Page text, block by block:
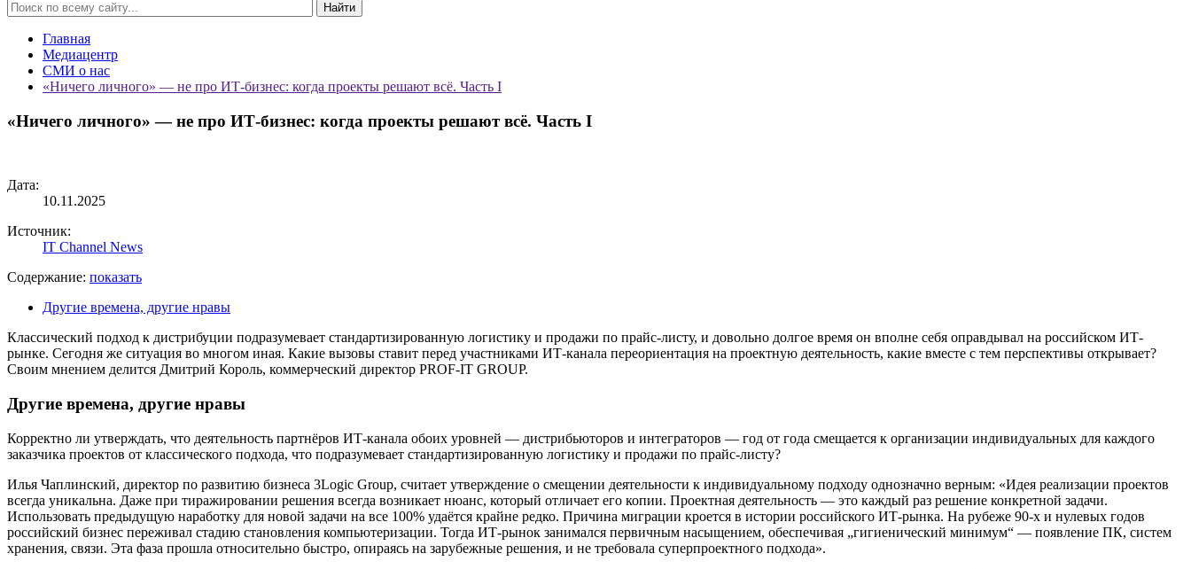
Найти
Главная
Медиацентр
СМИ о нас
«Ничего личного» — не про ИТ-бизнес: когда проекты решают всё. Часть I
«Ничего личного» — не про ИТ-бизнес: когда проекты решают всё. Часть I
Дата:
10.11.2025
Источник:
IT Channel News
Содержание: показать
Другие времена, другие нравы
Классический подход к дистрибуции подразумевает стандартизированную логистику и продажи по прайс-листу, и довольно долгое время он вполне себя оправдывал на российском ИТ-
рынке. Сегодня же ситуация во многом иная. Какие вызовы ставит перед участниками ИТ-канала переориентация на проектную деятельность, какие вместе с тем перспективы открывает?
Своим мнением делится Дмитрий Король, коммерческий директор PROF-IT GROUP.
Другие времена, другие нравы
Корректно ли утверждать, что деятельность партнёров ИТ-канала обоих уровней — дистрибьюторов и интеграторов — год от года смещается к организации индивидуальных для каждого
заказчика проектов от классического подхода, что подразумевает стандартизированную логистику и продажи по прайс-листу?
Илья Чаплинский, директор по развитию бизнеса 3Logic Group, считает утверждение о смещении деятельности к индивидуальному подходу однозначно верным: «Идея реализации проектов
всегда уникальна. Даже при тиражировании решения всегда возникает нюанс, который отличает его копии. Проектная деятельность — это каждый раз решение конкретной задачи.
Использовать предыдущую наработку для новой задачи на все 100% удаётся крайне редко. Причина миграции кроется в истории российского ИТ-рынка. На рубеже 90-х и нулевых годов
российский бизнес переживал стадию становления компьютеризации. Тогда ИТ-рынок занимался первичным насыщением, обеспечивая „гигиенический минимум“ — появление ПК, систем
хранения, связи. Эта фаза прошла относительно быстро, опираясь на зарубежные решения, и не требовала суперпроектного подхода».